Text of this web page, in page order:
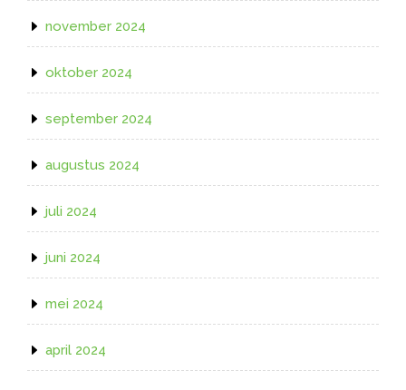
november 2024
oktober 2024
september 2024
augustus 2024
juli 2024
juni 2024
mei 2024
april 2024